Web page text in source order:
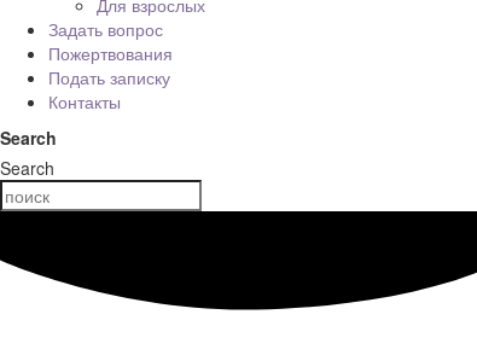
Для взрослых
Задать вопрос
Пожертвования
Подать записку
Контакты
Search
Search